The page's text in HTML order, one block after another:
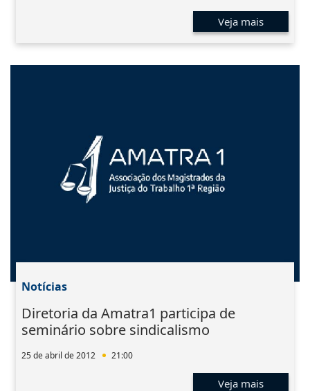
Veja mais
Notícias
Diretoria da Amatra1 participa de
seminário sobre sindicalismo
25 de abril de 2012 21:00
Veja mais